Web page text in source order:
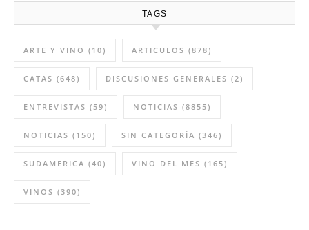
TAGS
ARTE Y VINO (10) ARTICULOS (878)
CATAS (648) DISCUSIONES GENERALES (2)
ENTREVISTAS (59) NOTICIAS (8855)
NOTICIAS (150) SIN CATEGORÍA (346)
SUDAMERICA (40) VINO DEL MES (165)
VINOS (390)